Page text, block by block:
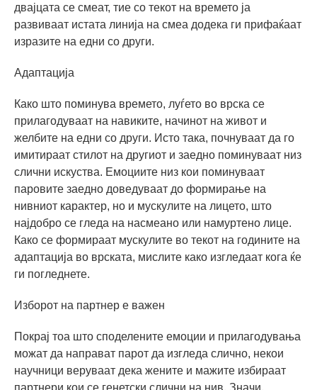
двајцата се смеат, тие со текот на времето ја
развиваат истата линија на смеа додека ги прифаќаат
изразите на едни со други.
Адаптација
Како што поминува времето, луѓето во врска се
прилагодуваат на навиките, начинот на живот и
желбите на едни со други. Исто така, почнуваат да го
имитираат стилот на другиот и заедно поминуваат низ
слични искуства. Емоциите низ кои поминуваат
паровите заедно доведуваат до формирање на
нивниот карактер, но и мускулите на лицето, што
најдобро се гледа на насмеано или намуртено лице.
Како се формираат мускулите во текот на годините на
адаптација во врската, мислите како изгледаат кога ќе
ги погледнете.
Изборот на партнер е важен
Покрај тоа што споделените емоции и прилагодувања
можат да направат парот да изгледа слично, некои
научници веруваат дека жените и мажите избираат
партнери кои се генетски слични на нив. Значи,